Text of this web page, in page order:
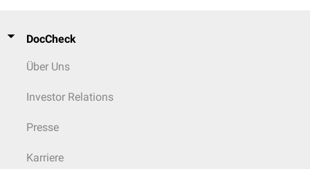
DocCheck
Über Uns
Investor Relations
Presse
Karriere